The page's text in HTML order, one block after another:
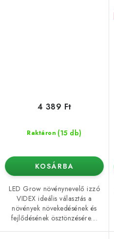
Raktáron (15 db)
4 389 Ft
KOSÁRBA
LED Grow növénynevelő izzó
VIDEX ideális választás a
növények növekedésének és
fejlődésének ösztönzésére....